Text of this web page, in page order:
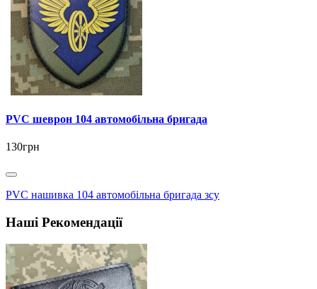
PVC шеврон 104 автомобільна бригада
130грн
PVC нашивка 104 автомобільна бригада зсу
Наші Рекомендації